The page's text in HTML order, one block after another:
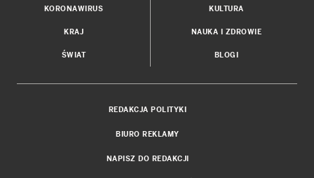
KORONAWIRUS
KRAJ
ŚWIAT
KULTURA
NAUKA I ZDROWIE
BLOGI
REDAKCJA POLITYKI
BIURO REKLAMY
NAPISZ DO REDAKCJI